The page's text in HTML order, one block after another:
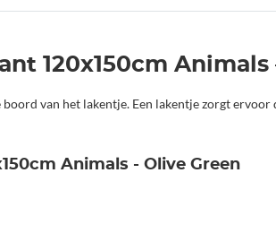
120x150cm Animals
van het lakentje. Een lakentje zorgt
Animals - Olive Green